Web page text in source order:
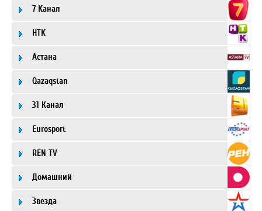
7 Канал
НТК
Астана
Qazaqstan
31 Канал
Eurosport
REN TV
Домашний
Звезда